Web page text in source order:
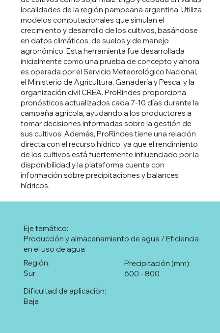
localidades de la región pampeana argentina. Utiliza
modelos computacionales que simulan el
crecimiento y desarrollo de los cultivos, basándose
en datos climáticos, de suelos y de manejo
agronómico. Esta herramienta fue desarrollada
inicialmente como una prueba de concepto y ahora
es operada por el Servicio Meteorológico Nacional,
el Ministerio de Agricultura, Ganadería y Pesca, y la
organización civil CREA. ProRindes proporciona
pronósticos actualizados cada 7-10 días durante la
campaña agrícola, ayudando a los productores a
tomar decisiones informadas sobre la gestión de
sus cultivos. Además, ProRindes tiene una relación
directa con el recurso hídrico, ya que el rendimiento
de los cultivos está fuertemente influenciado por la
disponibilidad y la plataforma cuenta con
información sobre precipitaciones y balances
hídricos.
Producción y almacenamiento de agua / Eficiencia
en el uso de agua
Eje temático:
Sur
Región:
600 - 800
Precipitación (mm):
Baja
Dificultad de aplicación: